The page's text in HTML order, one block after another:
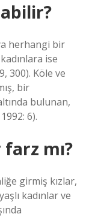
herhangi bir
ise
300). Köle ve
bir
bulunan,
6).
mı?
girmiş kızlar,
kadınlar ve